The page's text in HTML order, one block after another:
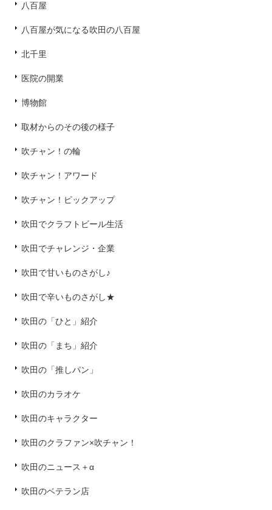
八百屋
八百屋が気になる吹田の八百屋
北千里
医院の開業
博物館
取材からのその後の様子
吹チャン！の輪
吹チャン！アワード
吹チャン！ピックアップ
吹田でクラフトビール生活
吹田でチャレンジ・企業
吹田で甘いものさがし♪
吹田で辛いものさがし★
吹田の「ひと」紹介
吹田の「まち」紹介
吹田の「推しパン」
吹田のカラオケ
吹田のキャラクター
吹田のクラファン×吹チャン！
吹田のニュース＋α
吹田のベテラン店